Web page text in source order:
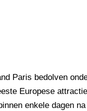
Paris bedolven
Europese
enkele dagen